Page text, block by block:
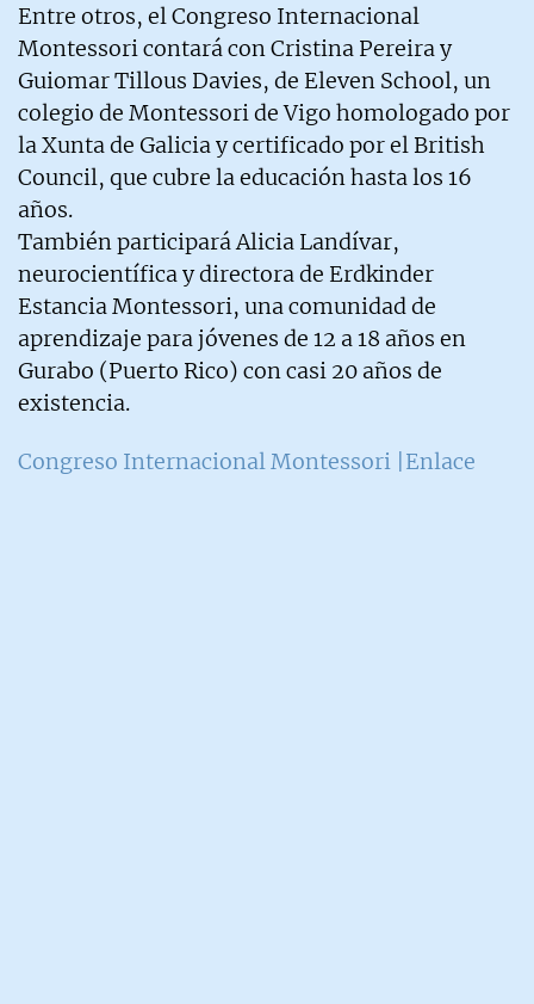
Entre otros, el Congreso Internacional
Montessori contará con Cristina Pereira y
Guiomar Tillous Davies, de Eleven School, un
colegio de Montessori de Vigo homologado por
la Xunta de Galicia y certificado por el British
Council, que cubre la educación hasta los 16
años.
También participará Alicia Landívar,
neurocientífica y directora de Erdkinder
Estancia Montessori, una comunidad de
aprendizaje para jóvenes de 12 a 18 años en
Gurabo (Puerto Rico) con casi 20 años de
existencia.
Congreso Internacional Montessori |Enlace